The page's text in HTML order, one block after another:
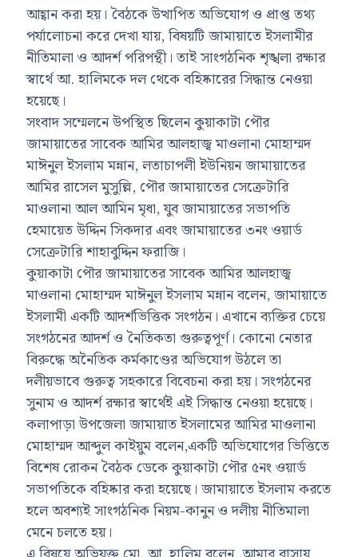
আহ্বান করা হয়। বৈঠকে উত্থাপিত অভিযোগ ও প্রাপ্ত তথ্য
পর্যালোচনা করে দেখা যায়, বিষয়টি জামায়াতে ইসলামীর
নীতিমালা ও আদর্শ পরিপন্থী। তাই সাংগঠনিক শৃঙ্খলা রক্ষার
স্বার্থে আ. হালিমকে দল থেকে বহিষ্কারের সিদ্ধান্ত নেওয়া
হয়েছে।
সংবাদ সম্মেলনে উপস্থিত ছিলেন কুয়াকাটা পৌর
জামায়াতের সাবেক আমির আলহাজ্ব মাওলানা মোহাম্মদ
মাঈনুল ইসলাম মন্নান, লতাচাপলী ইউনিয়ন জামায়াতের
আমির রাসেল মুসুল্লি, পৌর জামায়াতের সেক্রেটারি
মাওলানা আল আমিন মৃধা, যুব জামায়াতের সভাপতি
হেমায়েত উদ্দিন সিকদার এবং জামায়াতের ৩নং ওয়ার্ড
সেক্রেটারি শাহাবুদ্দিন ফরাজি।
কুয়াকাটা পৌর জামায়াতের সাবেক আমির আলহাজ্ব
মাওলানা মোহাম্মদ মাঈনুল ইসলাম মন্নান বলেন, জামায়াতে
ইসলামী একটি আদর্শভিত্তিক সংগঠন। এখানে ব্যক্তির চেয়ে
সংগঠনের আদর্শ ও নৈতিকতা গুরুত্বপূর্ণ। কোনো নেতার
বিরুদ্ধে অনৈতিক কর্মকাণ্ডের অভিযোগ উঠলে তা
দলীয়ভাবে গুরুত্ব সহকারে বিবেচনা করা হয়। সংগঠনের
সুনাম ও আদর্শ রক্ষার স্বার্থেই এই সিদ্ধান্ত নেওয়া হয়েছে।
কলাপাড়া উপজেলা জামায়াত ইসলামের আমির মাওলানা
মোহাম্মদ আব্দুল কাইয়ুম বলেন,একটি অভিযোগের ভিত্তিতে
বিশেষ রোকন বৈঠক ডেকে কুয়াকাটা পৌর ৫নং ওয়ার্ড
সভাপতিকে বহিষ্কার করা হয়েছে। জামায়াতে ইসলাম করতে
হলে অবশ্যই সাংগঠনিক নিয়ম-কানুন ও দলীয় নীতিমালা
মেনে চলতে হয়।